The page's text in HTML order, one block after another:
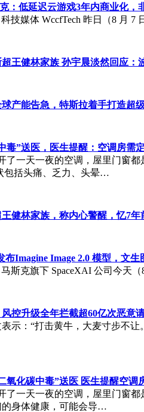
：低延迟云游戏3年内商业化，
技媒体 WccfTech 昨日（8 月 7
王健林家族 孙宇晨淡然回应：
产能告急，特斯拉着手打造超
毒”送医，医生提醒：空调房需
了一天一夜的空调，屋里门窗
包括头痛、乏力、头晕…
健林家族，称内心警醒，忆7
布Imagine Image 2.0 模型，文
斯克旗下 SpaceXAI 公司今天
控升级全年拦截超60亿次恶意
示：“打击黄牛，大麦寸步不
氧化碳中毒”送医 医生提醒空调
了一天一夜的空调，屋里门窗
身体健康，可能会导…